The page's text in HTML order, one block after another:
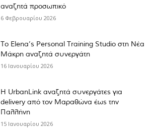
αναζητά προσωπικό
6 Φεβρουαρίου 2026
Το Elena’s Personal Training Studio στη Νέα
Μάκρη αναζητά συνεργάτη
16 Ιανουαρίου 2026
Η UrbanLink αναζητά συνεργάτες για
delivery από τον Μαραθώνα έως την
Παλλήνη
15 Ιανουαρίου 2026